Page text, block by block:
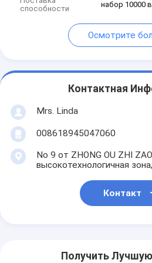
способности
набор 10000
Осмотрите
Контактная
Mrs. Linda
008618945047060
No 9 от ZHONG OU ZHI
высокотехнологичная
Контакт
Получить